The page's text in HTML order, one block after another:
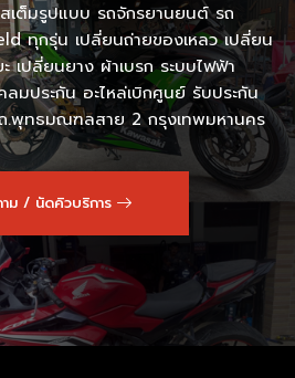
เต็มรูปแบบ รถจักรยานยนต์ รถ
ทุกรุ่น เปลี่ยนถ่ายของเหลว เปลี่ยน
เปลี่ยนยาง ผ้าเบรก ระบบไฟฟ้า
มประกัน อะไหล่เบิกศูนย์ รับประกัน
ทธมณฑลสาย 2 กรุงเทพมหานคร
ม / นัดคิวบริการ